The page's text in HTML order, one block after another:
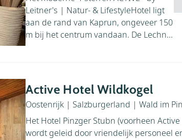
Leitner's | Natur- & LifestyleHotel ligt
aan de rand van Kaprun, ongeveer 150
m bij het centrum vandaan. De Lechn...
Active Hotel Wildkogel
Oostenrijk | Salzburgerland | Wald im
Het Hotel Pinzger Stubn (voorheen
wordt geleid door vriendelijk personeel